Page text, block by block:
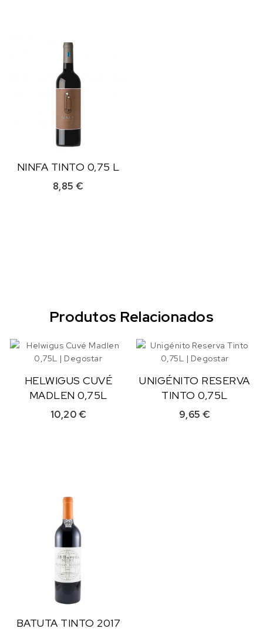
NINFA TINTO 0,75 L
8,85€
Produtos Relacionados
HELWIGUS CUVÉ
MADLEN 0,75L
10,20€
UNIGÉNITO RESERVA
TINTO 0,75L
9,65 €
BATUTA TINTO 2017